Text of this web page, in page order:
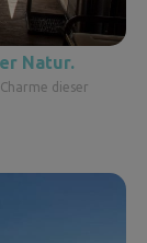
Natur.
dieser